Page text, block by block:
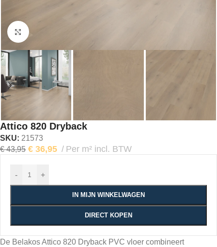
Klik om te vergroten
Attico 820 Dryback
SKU: 21573
€43,95 € 36,95 Per m² incl. BTW
- +
IN MIJN WINKELWAGEN
DIRECT KOPEN
De Belakos Attico 820 Dryback PVC vloer combineert